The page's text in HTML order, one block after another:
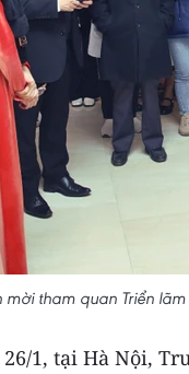
tham quan Triển
26/1, tại Hà Nội,